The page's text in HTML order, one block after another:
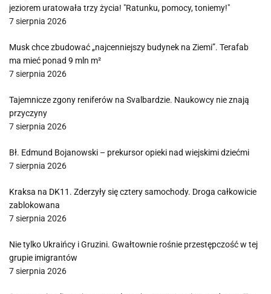
jeziorem uratowała trzy życia! "Ratunku, pomocy, toniemy!"
7 sierpnia 2026
Musk chce zbudować „najcenniejszy budynek na Ziemi”. Terafab
ma mieć ponad 9 mln m²
7 sierpnia 2026
Tajemnicze zgony reniferów na Svalbardzie. Naukowcy nie znają
przyczyny
7 sierpnia 2026
Bł. Edmund Bojanowski – prekursor opieki nad wiejskimi dziećmi
7 sierpnia 2026
Kraksa na DK11. Zderzyły się cztery samochody. Droga całkowicie
zablokowana
7 sierpnia 2026
Nie tylko Ukraińcy i Gruzini. Gwałtownie rośnie przestępczość w tej
grupie imigrantów
7 sierpnia 2026